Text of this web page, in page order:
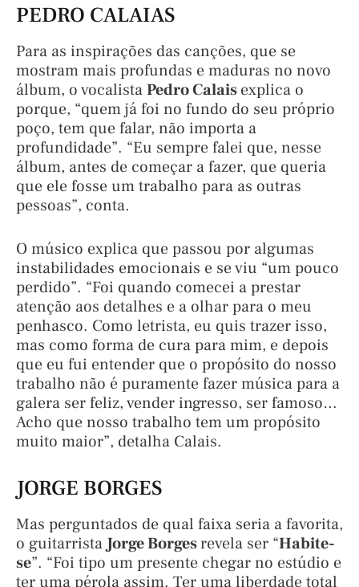
PEDRO CALAIAS
Para as inspirações das canções, que se
mostram mais profundas e maduras no novo
álbum, o vocalistaPedro Calaisexplica o
porque, “quem já foi no fundo do seu próprio
poço, tem que falar, não importa a
profundidade”. “Eu sempre falei que, nesse
álbum, antes de começar a fazer, que queria
que ele fosse um trabalho para as outras
pessoas”, conta.
O músico explica que passou por algumas
instabilidades emocionais e se viu “um pouco
perdido”. “Foi quando comecei a prestar
atenção aos detalhes e a olhar para o meu
penhasco. Como letrista, eu quis trazer isso,
mas como forma de cura para mim, e depois
que eu fui entender que o propósito do nosso
trabalho não é puramente fazer música para a
galera ser feliz, vender ingresso, ser famoso…
Acho que nosso trabalho tem um propósito
muito maior”, detalha Calais.
JORGE BORGES
Mas perguntados de qual faixa seria a favorita,
o guitarrista Jorge Borgesrevela ser “Habite-
se”. “Foi tipo um presente chegar no estúdio e
ter uma pérola assim. Ter uma liberdade total